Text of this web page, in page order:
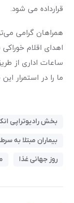
قرارداده می شود.
همراهان گرامی
اهدای اقلام
ما را در استمرار
بخش رادیوتراپی
بیماران مبتلا به
روز جهانی غذا